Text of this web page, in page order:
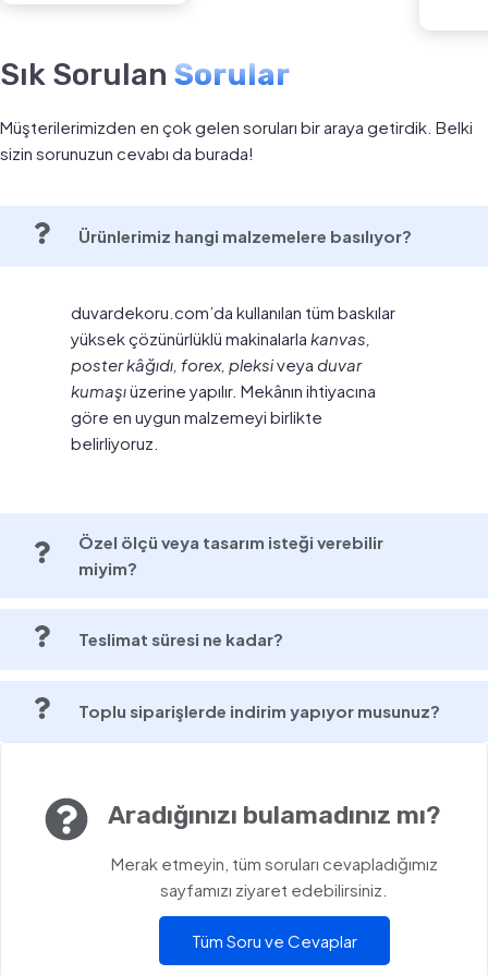
Sık Sorulan Sorular
Müşterilerimizden en çok gelen soruları bir araya getirdik. Belki
sizin sorunuzun cevabı da burada!
Ürünlerimiz hangi malzemelere basılıyor?
duvardekoru.com’da kullanılan tüm baskılar
yüksek çözünürlüklü makinalarla kanvas,
poster kâğıdı, forex, pleksiveya duvar
kumaşıüzerine yapılır. Mekânın ihtiyacına
göre en uygun malzemeyi birlikte
belirliyoruz.
Özel ölçü veya tasarım isteği verebilir
miyim?
Teslimat süresi ne kadar?
Toplu siparişlerde indirim yapıyor musunuz?
Aradığınızı bulamadınız mı?
Merak etmeyin, tüm soruları cevapladığımız
sayfamızı ziyaret edebilirsiniz.
Tüm Soru ve Cevaplar